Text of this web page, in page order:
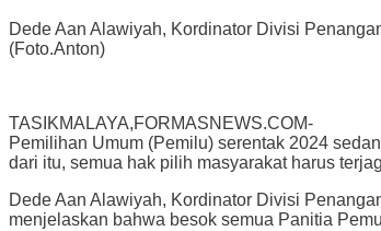
Dede Aan Alawiyah, Kordinator Divisi
(Foto.Anton)
TASIKMALAYA,FORMASNEWS.COM-
Pemilihan Umum (Pemilu) serentak 2024
dari itu, semua hak pilih masyarakat harus
Dede Aan Alawiyah, Kordinator Divisi
menjelaskan bahwa besok semua Panitia